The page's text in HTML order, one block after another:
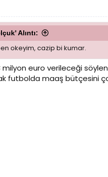
Alıntı:
okeyim, cazip bi kumar.
milyon euro verileceği
futbolda maaş bütçesini